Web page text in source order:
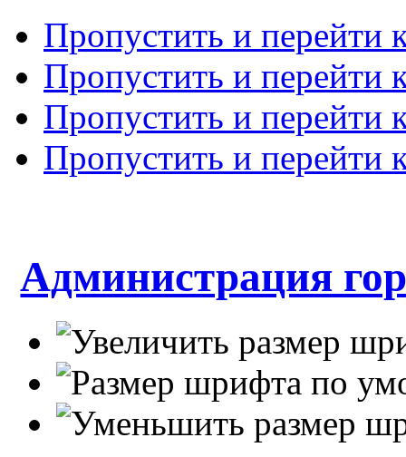
Пропустить и перейти
Пропустить и перейти
Пропустить и перейти
Пропустить и перейти
Администрация